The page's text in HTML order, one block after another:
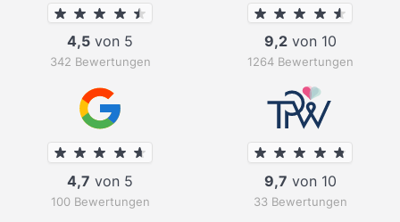
4,5 von 5
342 Bewertungen
9,2von 10
1264 Bewertungen
4,7 von 5
100 Bewertungen
9,7 von 10
33 Bewertungen